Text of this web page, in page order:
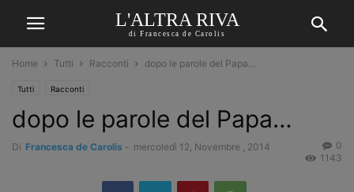
L'ALTRA RIVA
di Francesca de Carolis
Home Tutti Racconti dopo le parole del Papa…
Tutti Racconti
dopo le parole del Papa…
Di Francesca de Carolis - mercoledì 12, Novembre , 2014
0
1143